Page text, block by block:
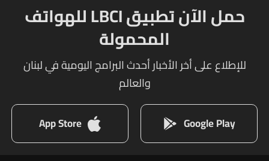
حمل الآن تطبيق LBCI للهواتف
المحمولة
للإطلاع على أخر الأخبار أحدث البرامج اليومية في لبنان
والعالم
Google Play
App Store